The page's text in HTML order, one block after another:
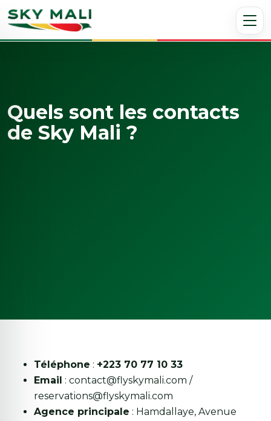
Quels sont les contacts
de Sky Mali ?
Téléphone : +223 70 77 10 33
Email : contact@flyskymali.com /
reservations@flyskymali.com
Agence principale : Hamdallaye, Avenue